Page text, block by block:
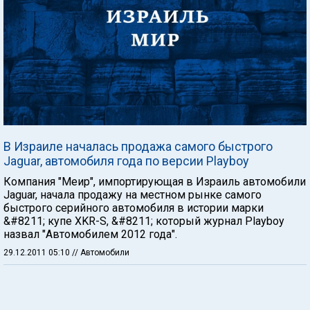
В Израиле началась продажа самого быстрого
Jaguar, автомобиля года по версии Playboy
Компания "Меир", импортирующая в Израиль автомобили
Jaguar, начала продажу на местном рынке самого
быстрого серийного автомобиля в истории марки
&#8211; купе XKR-S, &#8211; который журнал Playboy
назвал "Автомобилем 2012 года".
29.12.2011 05:10 // Автомобили